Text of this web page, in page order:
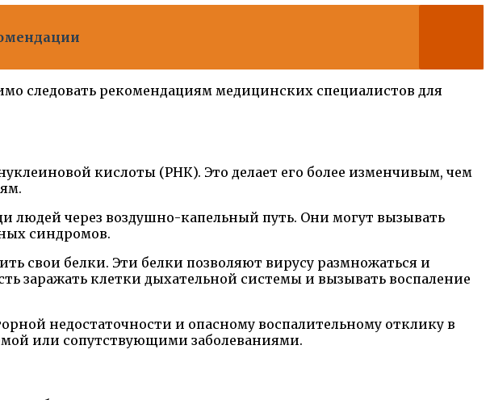
следовать рекомендациям медицинских специалистов для
кислоты (РНК). Это делает его более изменчивым, чем
через воздушно-капельный путь. Они могут вызывать
синдромов.
свои белки. Эти белки позволяют вирусу размножаться и
заражать клетки дыхательной системы и вызывать воспаление
недостаточности и опасному воспалительному отклику в
или сопутствующими заболеваниями.